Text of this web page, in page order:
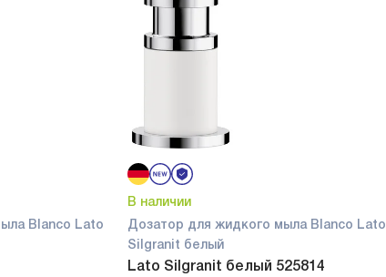
Blanco Lato
В наличии
Дозатор для жидкого мыла Blanco Lato
Silgranit белый
Lato Silgranit белый 525814